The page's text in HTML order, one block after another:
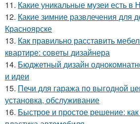
11. Какие уникальные музеи есть в
12. Какие зимние развлечения для
Красноярске
13. Как правильно расставить
квартире: советы дизайнера
14. Бюджетный дизайн
и идеи
15. Печи для гаража по выгодной
установка, обслуживание
16. Быстрое и простое решение: